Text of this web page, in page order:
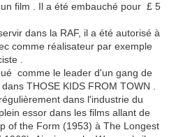
film . Il a été embauché pour £ 5
dans la RAF, il a été autorisé à
comme réalisateur par exemple
.
comme le leader d'un gang de
THOSE KIDS FROM TOWN .
dans l'industrie du
essor dans les films allant de
of the Form (1953) à The Longest